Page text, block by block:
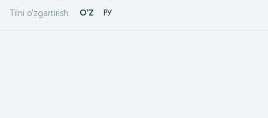
Tilni o'zgartirish: O'Z РУ